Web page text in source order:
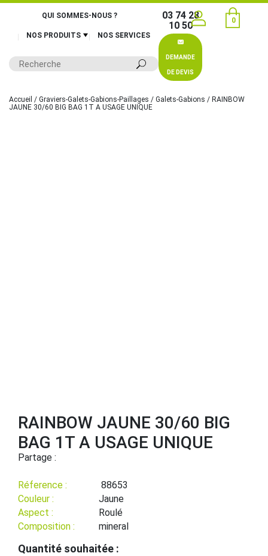
QUI SOMMES-NOUS ?
NOS PRODUITS NOS SERVICES
03 74 28
10 50
DEMANDE
DE DEVIS
0
Accueil / Graviers-Galets-Gabions-Paillages / Galets-Gabions / RAINBOW
JAUNE 30/60 BIG BAG 1T A USAGE UNIQUE
RAINBOW JAUNE 30/60 BIG
BAG 1T A USAGE UNIQUE
Partage :
Réference :
88653
Couleur :
Jaune
Aspect :
Roulé
Composition :
mineral
Quantité souhaitée :